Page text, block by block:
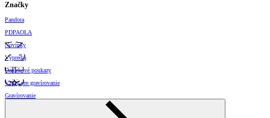
Značky
Pandora
PDPAOLA
Novinky
Výpredaj
Darčekové poukazy
Vzory pre gravírovanie
Gravírovanie